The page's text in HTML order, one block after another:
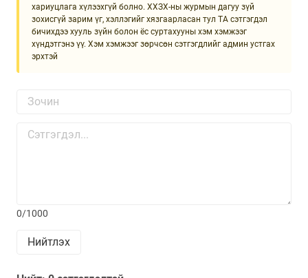
хариуцлага хүлээхгүй болно. ХХЗХ-ны журмын дагуу зүй
зохисгүй зарим үг, хэллэгийг хязгаарласан тул ТА сэтгэгдэл
бичихдээ хууль зүйн болон ёс суртахууны хэм хэмжээг
хүндэтгэнэ үү. Хэм хэмжээг зөрчсөн сэтгэгдлийг админ устгах
эрхтэй
0/1000
Нийтлэх